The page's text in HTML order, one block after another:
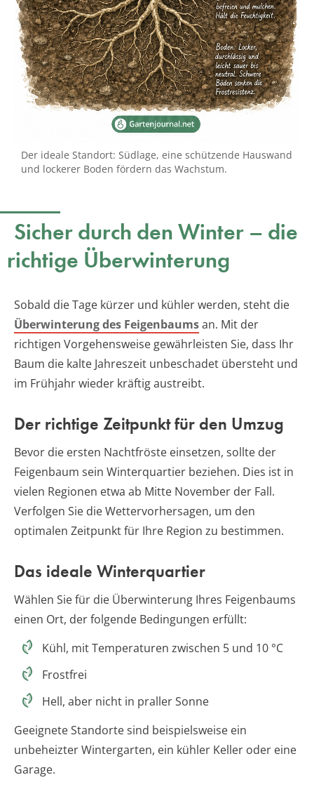
Der ideale Standort: Südlage, eine schützende Hauswand
und lockerer Boden fördern das Wachstum.
Sicher durch den Winter – die
richtige Überwinterung
Sobald die Tage kürzer und kühler werden, steht die
Überwinterung des Feigenbaumsan. Mit der
richtigen Vorgehensweise gewährleisten Sie, dass Ihr
Baum die kalte Jahreszeit unbeschadet übersteht und
im Frühjahr wieder kräftig austreibt.
Der richtige Zeitpunkt für den Umzug
Bevor die ersten Nachtfröste einsetzen, sollte der
Feigenbaum sein Winterquartier beziehen. Dies ist in
vielen Regionen etwa ab Mitte November der Fall.
Verfolgen Sie die Wettervorhersagen, um den
optimalen Zeitpunkt für Ihre Region zu bestimmen.
Das ideale Winterquartier
Wählen Sie für die Überwinterung Ihres Feigenbaums
einen Ort, der folgende Bedingungen erfüllt:
Kühl, mit Temperaturen zwischen 5 und 10 °C
Frostfrei
Hell, aber nicht in praller Sonne
Geeignete Standorte sind beispielsweise ein
unbeheizter Wintergarten, ein kühler Keller oder eine
Garage.